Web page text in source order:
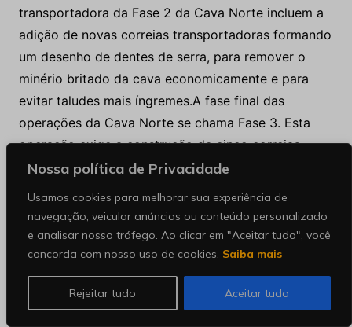
Nossa política de Privacidade
Usamos cookies para melhorar sua experiência de
navegação, veicular anúncios ou conteúdo personalizado
e analisar nosso tráfego. Ao clicar em "Aceitar tudo", você
concorda com nosso uso de cookies. Saiba mais
Rejeitar tudo Aceitar tudo
transportadora da Fase 2 da Cava Norte incluem a
adição de novas correias transportadoras formando
um desenho de dentes de serra, para remover o
minério britado da cava economicamente e para
evitar taludes mais íngremes.A fase final das
operações da Cava Norte se chama Fase 3. Esta
operação exige a construção de cinco correias
transportadoras para minério, saindo da britagem
empilhadeira da usina.
O sistema de correia transportadora na Cava Sul,
durante a vida útil da Cava Sul. A correia 2 seria a
única correia transportadora comprada na Fase 1.